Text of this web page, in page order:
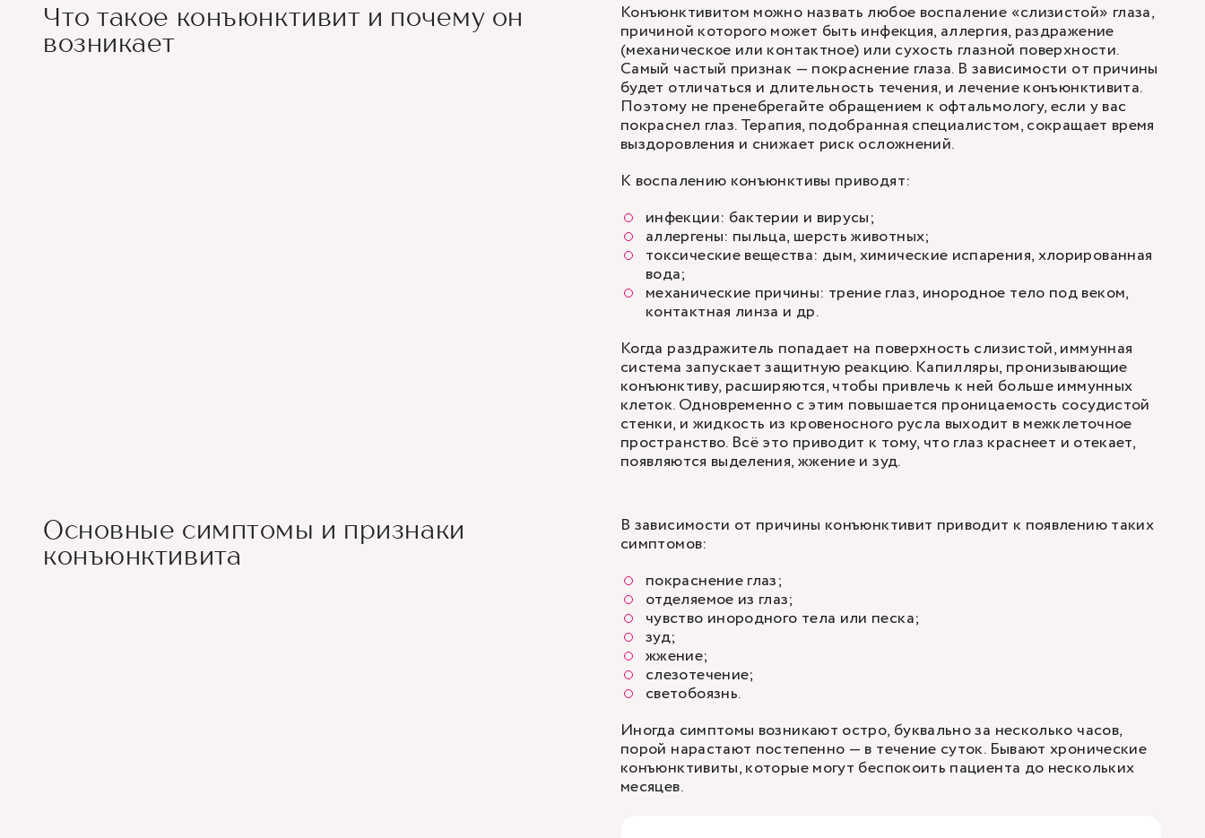
Что такое конъюнктивит и почему он
возникает
Конъюнктивитом можно назвать любое воспаление «слизистой» глаза,
причиной которого может быть инфекция, аллергия, раздражение
(механическое или контактное) или сухость глазной поверхности.
Самый частый признак — покраснение глаза. В зависимости от причины
будет отличаться и длительность течения, и лечение конъюнктивита.
Поэтому не пренебрегайте обращением к офтальмологу, если у вас
покраснел глаз. Терапия, подобранная специалистом, сокращает время
выздоровления и снижает риск осложнений.
К воспалению конъюнктивы приводят:
инфекции: бактерии и вирусы;
аллергены: пыльца, шерсть животных;
токсические вещества: дым, химические испарения, хлорированная
вода;
механические причины: трение глаз, инородное тело под веком,
контактная линза и др.
Когда раздражитель попадает на поверхность слизистой, иммунная
система запускает защитную реакцию. Капилляры, пронизывающие
конъюнктиву, расширяются, чтобы привлечь к ней больше иммунных
клеток. Одновременно с этим повышается проницаемость сосудистой
стенки, и жидкость из кровеносного русла выходит в межклеточное
пространство. Всё это приводит к тому, что глаз краснеет и отекает,
появляются выделения, жжение и зуд.
Основные симптомы и признаки
конъюнктивита
В зависимости от причины конъюнктивит приводит к появлению таких
симптомов:
покраснение глаз;
отделяемое из глаз;
чувство инородного тела или песка;
зуд;
жжение;
слезотечение;
светобоязнь.
Иногда симптомы возникают остро, буквально за несколько часов,
порой нарастают постепенно — в течение суток. Бывают хронические
конъюнктивиты, которые могут беспокоить пациента до нескольких
месяцев.